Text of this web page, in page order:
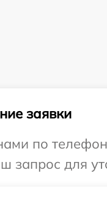
заявки
по
запрос для